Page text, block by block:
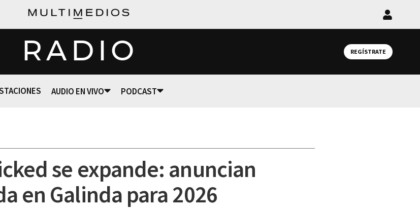
Iniciar
RADIO REGÍSTRATE
AUDIO EN VIVO PODCAST
se expande: anuncian
en Galinda para 2026